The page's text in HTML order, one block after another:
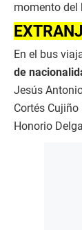
momento del
En el bus
de
Jesús
Cortés
Honorio